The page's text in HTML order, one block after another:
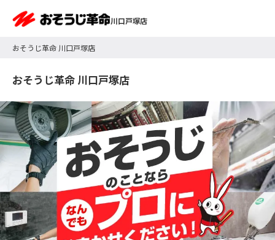
川口戸塚店
おそうじ革命 川口戸塚店
おそうじ革命 川口戸塚店